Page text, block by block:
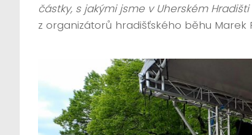
částky, s jakými jsme v Uherském
z organizátorů hradišťského běhu Marek